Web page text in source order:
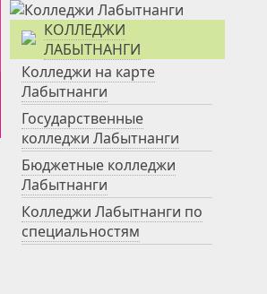
КОЛЛЕДЖИ
ЛАБЫТНАНГИ
Колледжи на карте
Лабытнанги
Государственные
колледжи Лабытнанги
Бюджетные колледжи
Лабытнанги
Колледжи Лабытнанги по
специальностям